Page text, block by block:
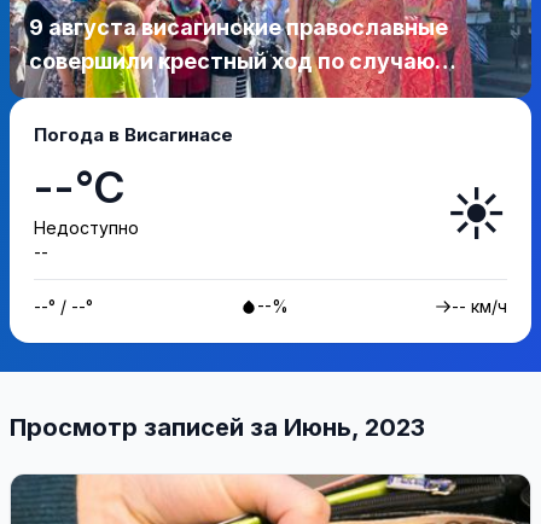
9 августа висагинские православные
совершили крестный ход по случаю
престольного праздника (фотогалерея)
Погода в Висагинасе
--°C
Недоступно
--
☀️
--° / --° --% -- км/ч
Просмотр записей за Июнь, 2023